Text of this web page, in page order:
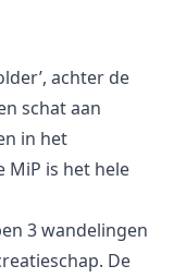
achter de
schat aan
in het
MiP is het hele
3 wandelingen
De